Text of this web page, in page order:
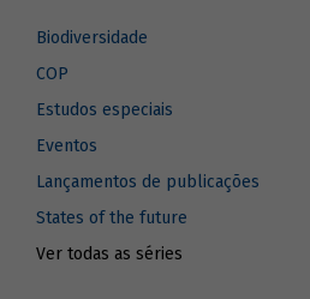
Biodiversidade
COP
Estudos especiais
Eventos
Lançamentos de publicações
States of the future
Ver todas as séries